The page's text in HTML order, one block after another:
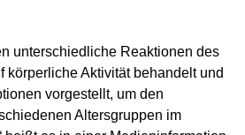
unterschiedliche Reaktionen des
körperliche Aktivität behandelt und
vorgestellt, um den
Altersgruppen im